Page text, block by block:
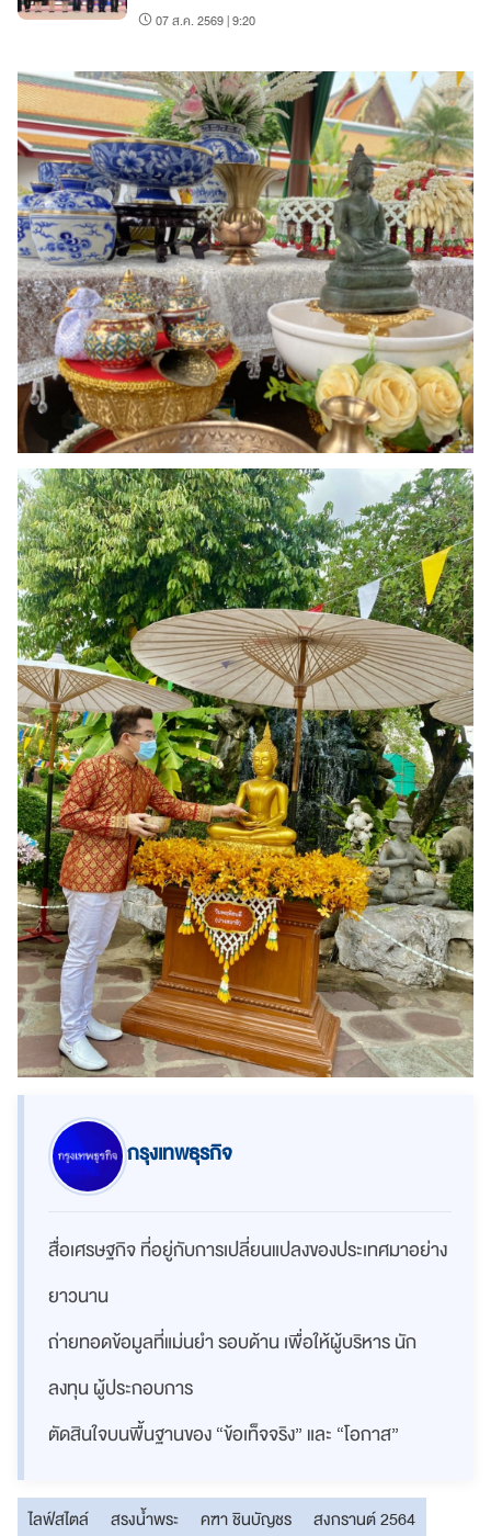
Forum 2026
07 ส.ค. 2569 | 9:20
กรุงเทพธุรกิจ
สื่อเศรษฐกิจ ที่อยู่กับการเปลี่ยนแปลงของประเทศมาอย่าง
ยาวนาน
ถ่ายทอดข้อมูลที่แม่นยำ รอบด้าน เพื่อให้ผู้บริหาร นัก
ลงทุน ผู้ประกอบการ
ตัดสินใจบนพื้นฐานของ “ข้อเท็จจริง” และ “โอกาส”
ไลฟ์สไตล์ สรงน้ำพระ คฑา ชินบัญชร
สงกรานต์ 2564